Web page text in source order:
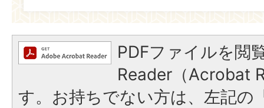
PDFファイルを閲
Reader（Acrobat
す。お持ちでない方は、左記の